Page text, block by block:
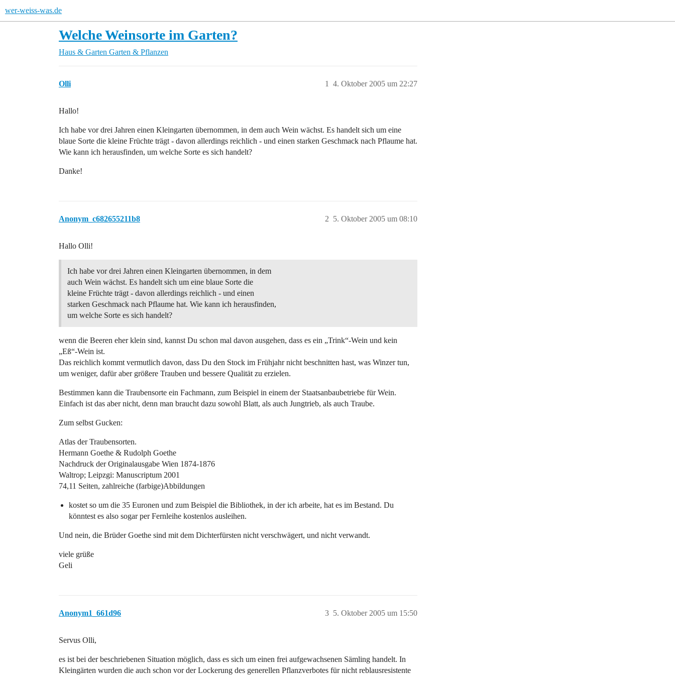
wer-weiss-was.de
Welche Weinsorte im Garten?
Haus & Garten Garten & Pflanzen
Olli 4. Oktober 2005 um 22:27
1
Hallo!
Ich habe vor drei Jahren einen Kleingarten übernommen, in dem auch Wein wächst. Es handelt sich um eine
blaue Sorte die kleine Früchte trägt - davon allerdings reichlich - und einen starken Geschmack nach Pflaume hat.
Wie kann ich herausfinden, um welche Sorte es sich handelt?
Danke!
Anonym_c682655211b8 5. Oktober 2005 um 08:10
2
Hallo Olli!
Ich habe vor drei Jahren einen Kleingarten übernommen, in dem
auch Wein wächst. Es handelt sich um eine blaue Sorte die
kleine Früchte trägt - davon allerdings reichlich - und einen
starken Geschmack nach Pflaume hat. Wie kann ich herausfinden,
um welche Sorte es sich handelt?
wenn die Beeren eher klein sind, kannst Du schon mal davon ausgehen, dass es ein „Trink“-Wein und kein
„Eß“-Wein ist.
Das reichlich kommt vermutlich davon, dass Du den Stock im Frühjahr nicht beschnitten hast, was Winzer tun,
um weniger, dafür aber größere Trauben und bessere Qualität zu erzielen.
Bestimmen kann die Traubensorte ein Fachmann, zum Beispiel in einem der Staatsanbaubetriebe für Wein.
Einfach ist das aber nicht, denn man braucht dazu sowohl Blatt, als auch Jungtrieb, als auch Traube.
Zum selbst Gucken:
Atlas der Traubensorten.
Hermann Goethe & Rudolph Goethe
Nachdruck der Originalausgabe Wien 1874-1876
Waltrop; Leipzgi: Manuscriptum 2001
74,11 Seiten, zahlreiche (farbige)Abbildungen
kostet so um die 35 Euronen und zum Beispiel die Bibliothek, in der ich arbeite, hat es im Bestand. Du
könntest es also sogar per Fernleihe kostenlos ausleihen.
Und nein, die Brüder Goethe sind mit dem Dichterfürsten nicht verschwägert, und nicht verwandt.
viele grüße
Geli
Anonym1_661d96 5. Oktober 2005 um 15:50
3
Servus Olli,
es ist bei der beschriebenen Situation möglich, dass es sich um einen frei aufgewachsenen Sämling handelt. In
Kleingärten wurden die auch schon vor der Lockerung des generellen Pflanzverbotes für nicht reblausresistente